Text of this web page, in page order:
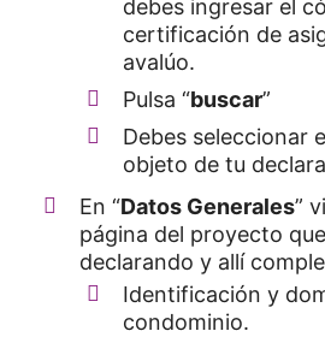
debes ingresar el
certificación de
avalúo.
Pulsa “buscar”
Debes seleccionar
objeto de tu
En “Datos Generales”
página del proyecto
declarando y allí
Identificación y
condominio.